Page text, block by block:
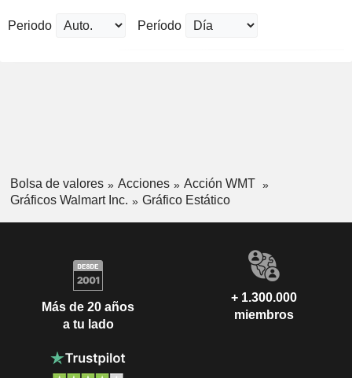
Periodo Período
Bolsa de valores Acciones
Acción WMT
Gráficos Walmart Inc.
Gráfico Estático
Más de 20 años
a tu lado
+ 1.300.000
miembros